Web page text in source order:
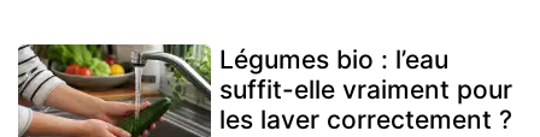
Légumes bio : l’eau
suffit-elle vraiment pour
les laver correctement ?